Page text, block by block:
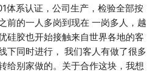
体系认证，公司生产，检验全部按
前的一人多岗到现在 一岗多人，越
硅胶也开始接触来自世界各地的客
下同时进行， 我们客人有做了很多
给别家做的。关于合作这块，我想